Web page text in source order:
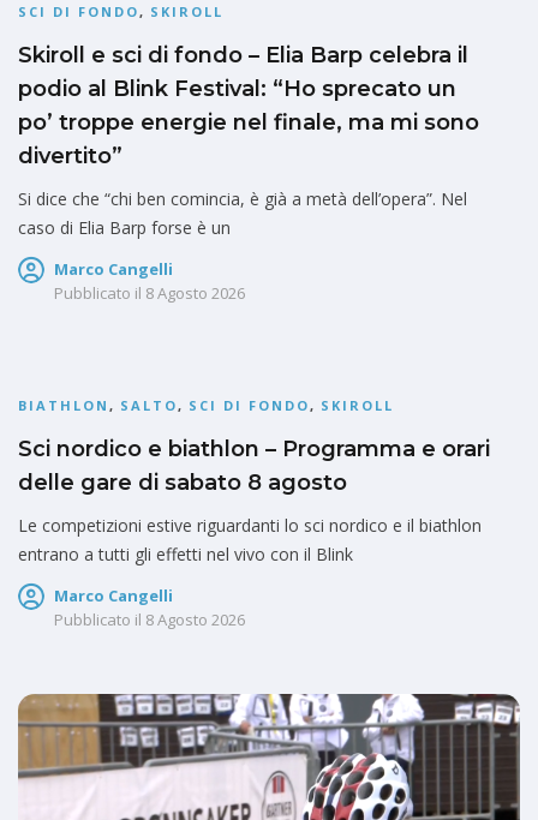
SCI DI FONDO, SKIROLL
Skiroll e sci di fondo – Elia Barp celebra il
podio al Blink Festival: “Ho sprecato un
po’ troppe energie nel finale, ma mi sono
divertito”
Si dice che “chi ben comincia, è già a metà dell’opera”. Nel
caso di Elia Barp forse è un
Marco Cangelli
Pubblicato il 8 Agosto 2026
BIATHLON , SALTO, SCI DI FONDO, SKIROLL
Sci nordico e biathlon – Programma e orari
delle gare di sabato 8 agosto
Le competizioni estive riguardanti lo sci nordico e il biathlon
entrano a tutti gli effetti nel vivo con il Blink
Marco Cangelli
Pubblicato il 8 Agosto 2026